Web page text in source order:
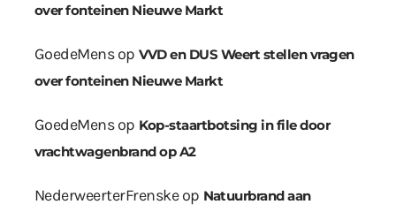
over fonteinen Nieuwe Markt
GoedeMensop VVD en DUS Weert stellen vragen
over fonteinen Nieuwe Markt
GoedeMensop Kop-staartbotsing in file door
vrachtwagenbrand op A2
NederweerterFrenskeop Natuurbrand aan